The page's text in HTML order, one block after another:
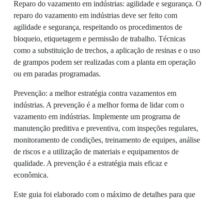
Reparo do vazamento em indústrias: agilidade e segurança. O
reparo do vazamento em indústrias deve ser feito com
agilidade e segurança, respeitando os procedimentos de
bloqueio, etiquetagem e permissão de trabalho. Técnicas
como a substituição de trechos, a aplicação de resinas e o uso
de grampos podem ser realizadas com a planta em operação
ou em paradas programadas.
Prevenção: a melhor estratégia contra vazamentos em
indústrias. A prevenção é a melhor forma de lidar com o
vazamento em indústrias. Implemente um programa de
manutenção preditiva e preventiva, com inspeções regulares,
monitoramento de condições, treinamento de equipes, análise
de riscos e a utilização de materiais e equipamentos de
qualidade. A prevenção é a estratégia mais eficaz e
econômica.
Este guia foi elaborado com o máximo de detalhes para que